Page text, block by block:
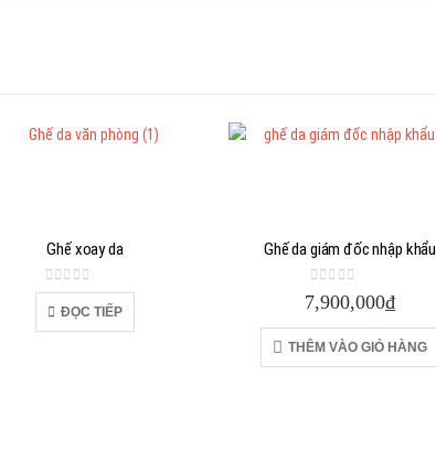
Ghế xoay da
0out of 5
ĐỌC TIẾP
Ghế da giám đốc nhập khẩu
0 out of 5
7,900,000₫
THÊM VÀO GIỎ HÀNG